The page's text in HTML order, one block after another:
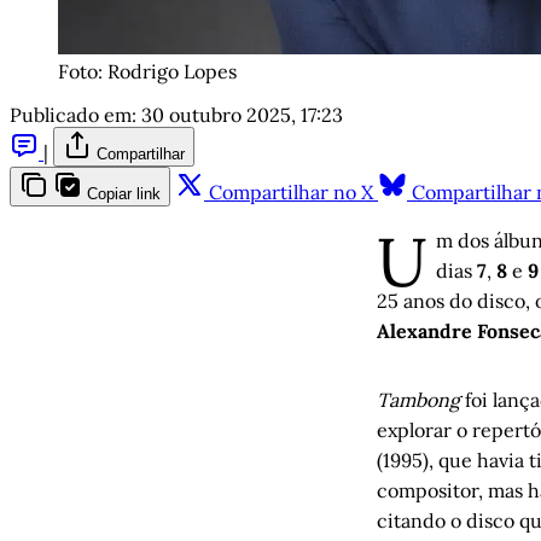
Foto: Rodrigo Lopes
Publicado em: 30 outubro 2025, 17:23
|
Compartilhar
Copiar link Compartilhar no X Compartilhar
U m dos
dias 7, 8 e
25 anos do disco,
Alexandre
Tambongfoi
explorar o
(1995), que havia
compositor, mas
citando o disco